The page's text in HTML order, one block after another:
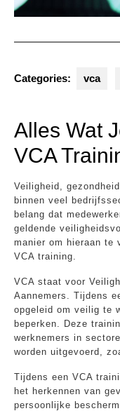
Categories: vca
Alles Wat
VCA
Veiligheid,
binnen veel
belang dat
geldende
manier om hieraan te
VCA training.
VCA staat voor
Aannemers. Tijdens
opgeleid om veilig te
beperken. Deze
werknemers in
worden uitgevoerd,
Tijdens een VCA
het herkennen van
persoonlijke